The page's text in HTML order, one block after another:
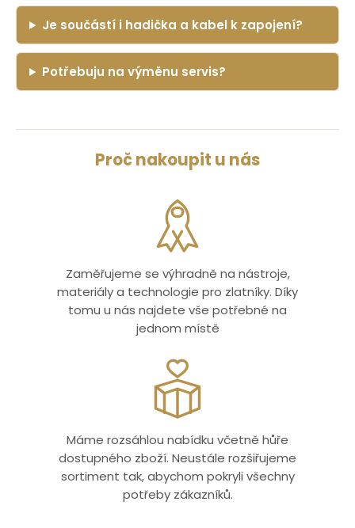
Je součástí i hadička a kabel k zapojení?
Potřebuju na výměnu servis?
Proč nakoupit u nás
Zaměřujeme se výhradně na nástroje,
materiály a technologie pro zlatníky. Díky
tomu u nás najdete vše potřebné na
jednom místě
Máme rozsáhlou nabídku včetně hůře
dostupného zboží. Neustále rozšiřujeme
sortiment tak, abychom pokryli všechny
potřeby zákazníků.